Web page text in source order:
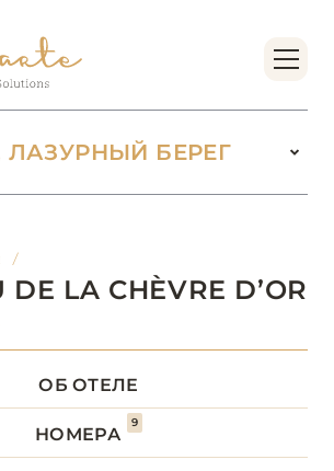
БЕРЕГ
(НОВАЯ
14
/
DE LA CHÈVRE D’OR
ОБ ОТЕЛЕ
НОМЕРА
9